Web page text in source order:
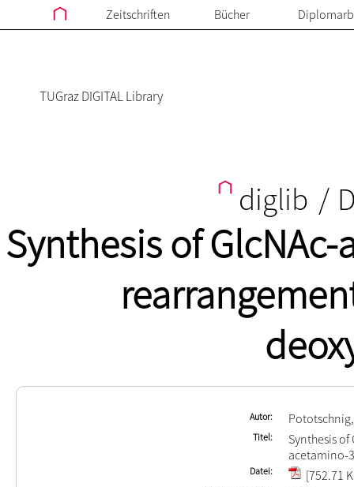
Zeitschriften Bücher
TUGraz DIGITAL Library
diglib /
Synthesis of
Autor
Titel
Synthesis
acetamino-
Datei [752.71